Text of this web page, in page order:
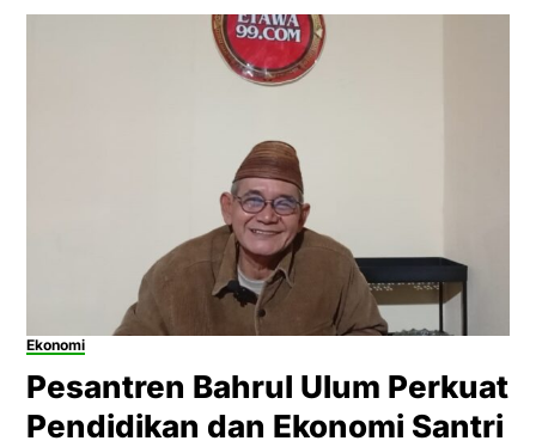
Ekonomi
Pesantren Bahrul Ulum Perkuat
Pendidikan dan Ekonomi Santri